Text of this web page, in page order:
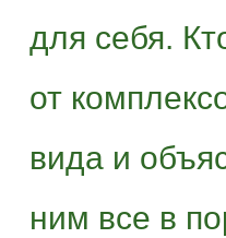
для себя.
от
вида и
ним все в